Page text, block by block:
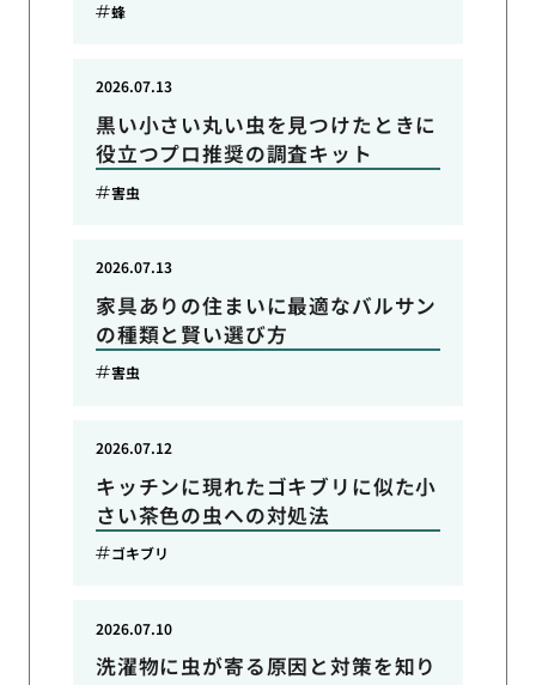
蜂
黒い小さい丸い虫を見つけたときに
役立つプロ推奨の調査キット
2026.07.13
害虫
家具ありの住まいに最適なバルサン
の種類と賢い選び方
2026.07.13
害虫
キッチンに現れたゴキブリに似た小
さい茶色の虫への対処法
2026.07.12
ゴキブリ
洗濯物に虫が寄る原因と対策を知り
2026.07.10